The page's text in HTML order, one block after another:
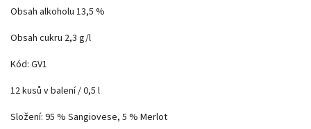
Obsah alkoholu 13,5 %
Obsah cukru 2,3 g/l
Kód: GV1
12 kusů v balení / 0,5 l
Složení: 95 % Sangiovese, 5 % Merlot